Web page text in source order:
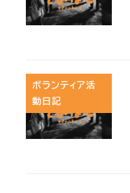
ボランティア活
動日記